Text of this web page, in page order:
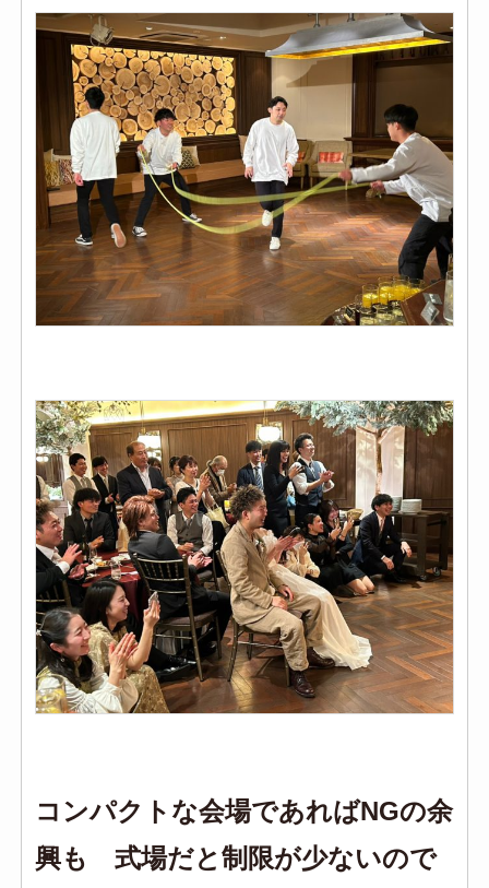
コンパクトな会場であればNGの余
興も 式場だと制限が少ないので